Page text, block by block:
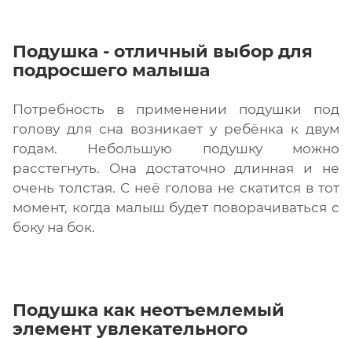
Подушка - отличный выбор для
подросшего малыша
Потребность в применении подушки под
голову для сна возникает у ребёнка к двум
годам. Небольшую подушку можно
расстегнуть. Она достаточно длинная и не
очень толстая. С неё голова не скатится в тот
момент, когда малыш будет поворачиваться с
боку на бок.
Подушка как неотъемлемый
элемент увлекательного